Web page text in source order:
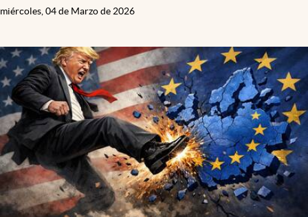
miércoles, 04 de Marzo de 2026